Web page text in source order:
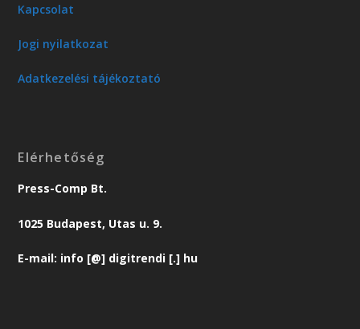
Kapcsolat
Jogi nyilatkozat
Adatkezelési tájékoztató
Elérhetőség
Press-Comp Bt.
1025 Budapest, Utas u. 9.
E-mail: info [@] digitrendi [.] hu